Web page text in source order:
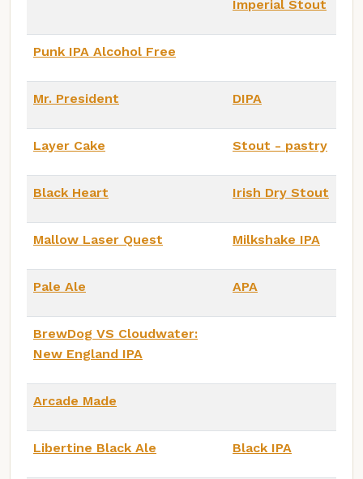
Imperial Stout
Punk IPA Alcohol Free
Mr. President DIPA
Layer Cake Stout - pastry
Black Heart Irish Dry Stout
Mallow Laser Quest Milkshake IPA
Pale Ale APA
BrewDog VS Cloudwater:
New England IPA
Arcade Made
Libertine Black Ale Black IPA